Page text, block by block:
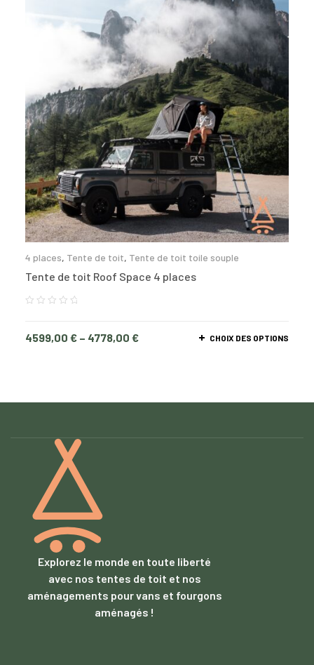
4 places, Tente de toit, Tente de toit toile souple
Tente de toit Roof Space 4 places
4599,00 € – 4778,00 € CHOIX DES OPTIONS
Explorez le monde en toute liberté
avec nos tentes de toit et nos
aménagements pour vans et fourgons
aménagés !